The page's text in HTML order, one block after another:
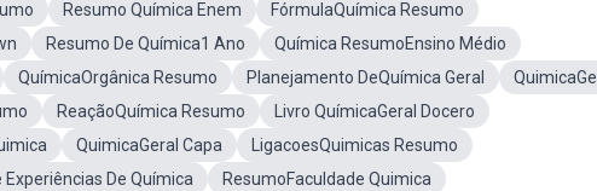
Resumo Química Enem
FórmulaQuímica Resumo
Resumo De Química1 Ano
Química ResumoEnsino Médio
QuímicaOrgânica Resumo Planejamento DeQuímica Geral
ReaçãoQuímica Resumo
Livro QuímicaGeral Docero
QuimicaGeral Capa
LigacoesQuimicas Resumo
Experiências De Química
ResumoFaculdade Quimica